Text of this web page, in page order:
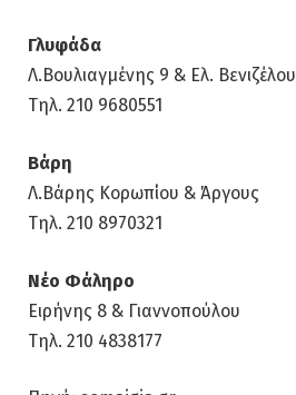
Γλυφάδα
Λ.Βουλιαγμένης 9 & Ελ. Βενιζέλου
Tηλ. 210 9680551
Βάρη
Λ.Βάρης Κορωπίου & Άργους
Τηλ. 210 8970321
Νέο Φάληρο
Ειρήνης 8 & Γιαννοπούλου
Τηλ. 210 4838177